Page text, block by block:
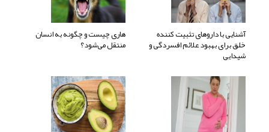
آشنایی با داروهای تثبیت کننده
خلق برای بهبود علائم افسردگی و
شیدایی
هاری چیست و چگونه به انسان
منتقل می‌شود؟